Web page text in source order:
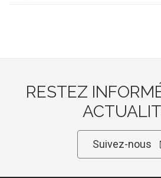
RESTEZ
Suivez-nous